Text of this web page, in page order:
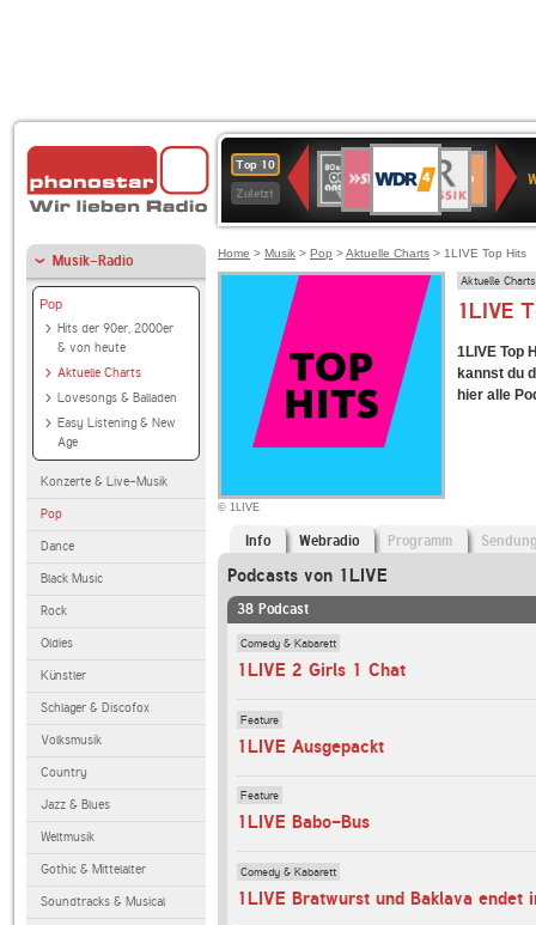
Top 10
Zuletzt
Deutschlandfunk
80er
90er
OLDIE
ANTENNE
4
KLASSIK
Kultur
Kultur
2
Musik-Radio
Pop
Hits der 90er, 2000er
& von heute
Aktuelle Charts
Lovesongs & Balladen
Easy Listening & New
Age
Konzerte & Live-Musik
Pop
Dance
Black Music
Rock
Oldies
Künstler
Schlager & Discofox
Volksmusik
Country
Jazz & Blues
Weltmusik
Gothic & Mittelalter
Soundtracks & Musical
Home > Musik > Pop >Aktuelle Charts > 1LIVE Top Hits
© 1LIVE
Aktuelle Charts
1LIVE
1LIVE Top
kannst du
hier alle
Info Webradio Programm
Podcasts von 1LIVE
38 Podcast
Comedy & Kabarett
1LIVE 2 Girls 1 Chat
Feature
1LIVE Ausgepackt
Feature
1LIVE Babo-Bus
Comedy & Kabarett
1LIVE Bratwurst und Baklava endet